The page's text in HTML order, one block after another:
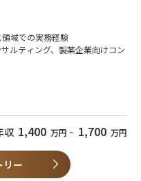
していきたいという強い思い
し、解決に向けて積極的に業務
暇も取得しやすい環境です。
る環境です。
について、ビジネ
加、改善、顧客価値向上に向け
幹部候補として、e-Projection
だくことを期待しています。
ルスケア関連企業に対し、当社
を活用した提案を行っ
ことを期待しています。
域での実務経験
ルティング、製薬企業向けコン
戦略、薬価戦略、マーケットア
トできる方
走力
収 1,400 万円 ~ 1,700 万円
リー